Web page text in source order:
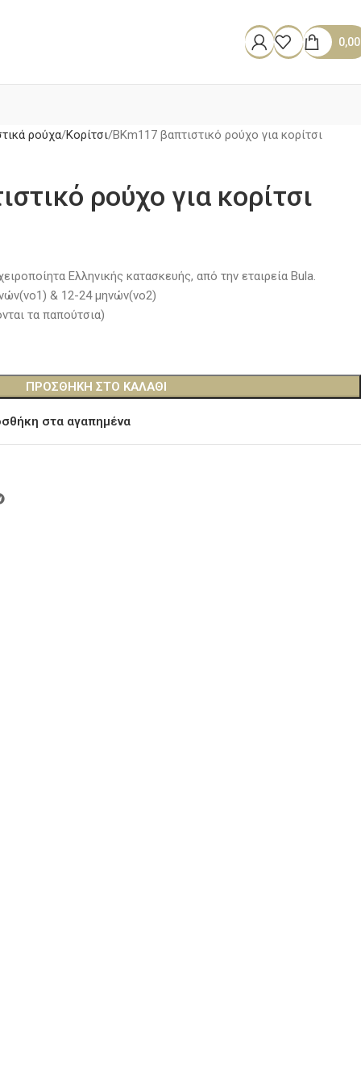
ρούχα Κορίτσι BKm117 βαπτιστικό ρούχο για κορίτσι
ρούχο για κορίτσι
Ελληνικής κατασκευής, από την εταιρεία Bula.
& 12-24 μηνών(νο2)
τα παπούτσια)
ΠΡΟΣΘΉΚΗ ΣΤΟ ΚΑΛΆΘΙ
στα αγαπημένα